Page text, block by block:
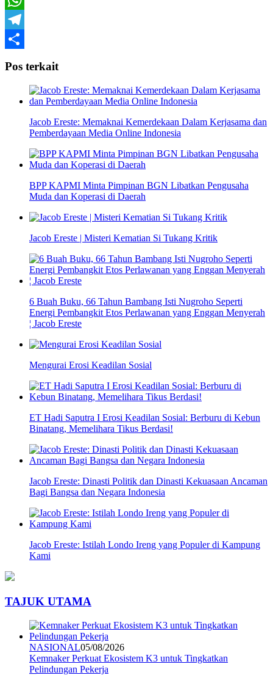
WhatsApp
Telegram
Pos terkait
Jacob Ereste: Memaknai Kemerdekaan Dalam Kerjasama dan
Pemberdayaan Media Online Indonesia
BPP KAPMI Minta Pimpinan BGN Libatkan Pengusaha
Muda dan Koperasi di Daerah
Jacob Ereste | Misteri Kematian Si Tukang Kritik
6 Buah Buku, 66 Tahun Bambang Isti Nugroho Seperti
Energi Pembangkit Etos Perlawanan yang Enggan Menyerah
¦ Jacob Ereste
Mengurai Erosi Keadilan Sosial
ET Hadi Saputra I Erosi Keadilan Sosial: Berburu di Kebun
Binatang, Memelihara Tikus Berdasi!
Jacob Ereste: Dinasti Politik dan Dinasti Kekuasaan Ancaman
Bagi Bangsa dan Negara Indonesia
Jacob Ereste: Istilah Londo Ireng yang Populer di Kampung
Kami
TAJUK UTAMA
NASIONAL05/08/2026
Kemnaker Perkuat Ekosistem K3 untuk Tingkatkan
Pelindungan Pekerja